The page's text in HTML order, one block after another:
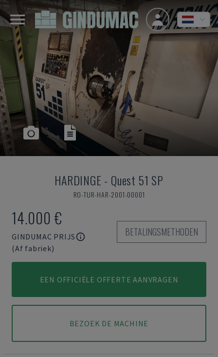
HARDINGE - Quest 51 SP
RO-TUR-HAR-2001-00001
14.000 €
GINDUMAC PRIJS
(Af fabriek)
BETALINGSMETHODEN
EEN OFFICIËLE OFFERTE AANVRAGEN
BEZOEK DE MACHINE